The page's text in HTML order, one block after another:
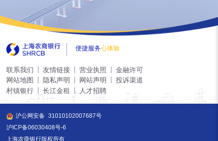
便捷服务心体验
联系我们 友情链接 营业执照
金融许可
网站地图
隐私声明 网站声明
投诉渠道
村镇银行
长江金租 人才招聘
沪公网安备 31010102007687号
沪ICP备06030408号-6
上海农商银行版权所有